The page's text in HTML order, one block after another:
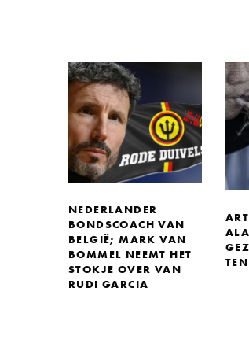
NEDERLANDER
BONDSCOACH VAN
BELGIË; MARK VAN
BOMMEL NEEMT HET
STOKJE OVER VAN
RUDI GARCIA